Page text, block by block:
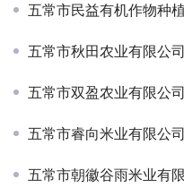
五常市民益有机作物种
五常市秋田农业有限公司
五常市双盈农业有限公司
五常市睿向米业有限公司
五常市朝徽谷雨米业有